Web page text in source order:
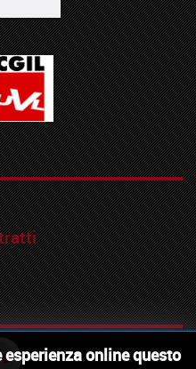
online questo